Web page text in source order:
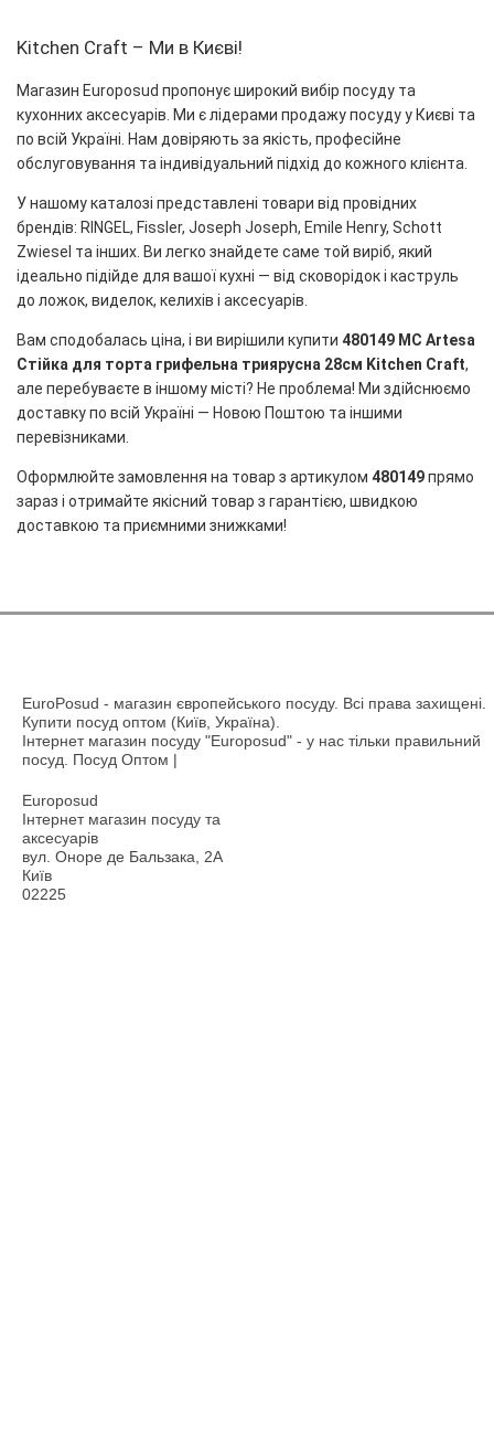
Kitchen Craft – Ми в Києві!
Магазин Europosud пропонує широкий вибір посуду та
кухонних аксесуарів. Ми є лідерами продажу посуду у Києві та
по всій Україні. Нам довіряють за якість, професійне
обслуговування та індивідуальний підхід до кожного клієнта.
У нашому каталозі представлені товари від провідних
брендів: RINGEL, Fissler, Joseph Joseph, Emile Henry, Schott
Zwiesel та інших. Ви легко знайдете саме той виріб, який
ідеально підійде для вашої кухні — від сковорідок і каструль
до ложок, виделок, келихів і аксесуарів.
Вам сподобалась ціна, і ви вирішили купити 480149 MC Artesa
Стійка для торта грифельна триярусна 28см Kitchen Craft,
але перебуваєте в іншому місті? Не проблема! Ми здійснюємо
доставку по всій Україні — Новою Поштою та іншими
перевізниками.
Оформлюйте замовлення на товар з артикулом 480149прямо
зараз і отримайте якісний товар з гарантією, швидкою
доставкою та приємними знижками!
EuroPosud - магазин європейського посуду. Всі права захищені.
Купити посуд оптом (Київ, Україна).
Інтернет магазин посуду "Europosud" - у нас тільки правильний
посуд. Посуд Оптом |
Europosud
Інтернет магазин посуду та
аксесуарів
вул. Оноре де Бальзака, 2А
Київ
02225